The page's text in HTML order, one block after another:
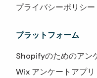
プライバシーポリシー
プラットフォーム
Shopifyのためのアン
Wix アンケートアプリ